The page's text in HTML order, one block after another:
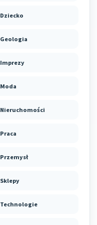
Dziecko
Geologia
Imprezy
Moda
Nieruchomości
Praca
Przemysł
Sklepy
Technologie